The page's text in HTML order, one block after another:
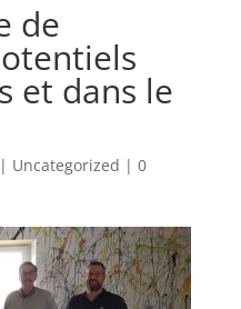
de
et dans le
Uncategorized | 0